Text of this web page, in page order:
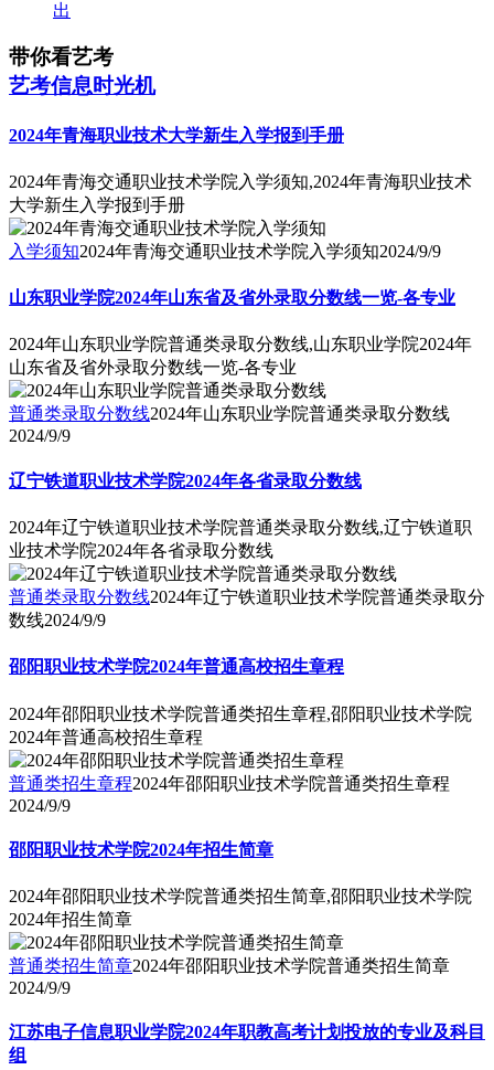
出
带你看艺考
艺考信息时光机
2024年青海职业技术大学新生入学报到手册
2024年青海交通职业技术学院入学须知,2024年青海职业技术
大学新生入学报到手册
入学须知2024年青海交通职业技术学院入学须知2024/9/9
山东职业学院2024年山东省及省外录取分数线一览-各专业
2024年山东职业学院普通类录取分数线,山东职业学院2024年
山东省及省外录取分数线一览-各专业
普通类录取分数线2024年山东职业学院普通类录取分数线
2024/9/9
辽宁铁道职业技术学院2024年各省录取分数线
2024年辽宁铁道职业技术学院普通类录取分数线,辽宁铁道职
业技术学院2024年各省录取分数线
普通类录取分数线2024年辽宁铁道职业技术学院普通类录取分
数线2024/9/9
邵阳职业技术学院2024年普通高校招生章程
2024年邵阳职业技术学院普通类招生章程,邵阳职业技术学院
2024年普通高校招生章程
普通类招生章程2024年邵阳职业技术学院普通类招生章程
2024/9/9
邵阳职业技术学院2024年招生简章
2024年邵阳职业技术学院普通类招生简章,邵阳职业技术学院
2024年招生简章
普通类招生简章2024年邵阳职业技术学院普通类招生简章
2024/9/9
江苏电子信息职业学院2024年职教高考计划投放的专业及科目
组